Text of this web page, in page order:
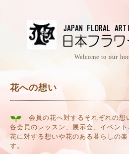
Welcome to our
花への想い
会員の花へ対するそれぞれの想
各会員のレッスン、展示会、イベント
花に対する想いや花のある暮らしの
す。